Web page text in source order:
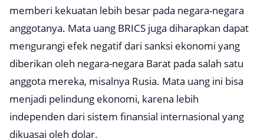
memberi kekuatan lebih besar pada negara-negara
anggotanya. Mata uang BRICS juga diharapkan dapat
mengurangi efek negatif dari sanksi ekonomi yang
diberikan oleh negara-negara Barat pada salah satu
anggota mereka, misalnya Rusia. Mata uang ini bisa
menjadi pelindung ekonomi, karena lebih
independen dari sistem finansial internasional yang
dikuasai oleh dolar.